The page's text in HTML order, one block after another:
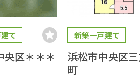
て
央区＊＊＊
新築一戸建て
浜松市中央区
町